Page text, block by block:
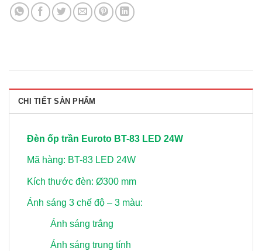
CHI TIẾT SẢN PHẨM
Đèn ốp trần Euroto BT-83 LED 24W
Mã hàng: BT-83 LED 24W
Kích thước đèn: Ø300 mm
Ánh sáng 3 chế độ – 3 màu:
Ánh sáng trắng
Ánh sáng trung tính